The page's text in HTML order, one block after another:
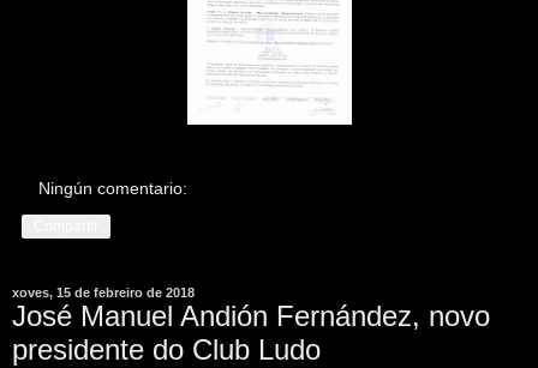
Ningún comentario:
xoves, 15 de febreiro de 2018
José Manuel Andión Fernández, novo
presidente do Club Ludo